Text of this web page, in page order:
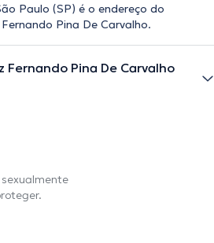
Paulo (SP) é o endereço do
Pina De Carvalho.
Fernando Pina De Carvalho